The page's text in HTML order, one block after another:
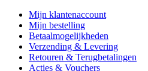
Mijn klantenaccount
Mijn bestelling
Betaalmogelijkheden
Verzending & Levering
Retouren & Terugbetalingen
Acties & Vouchers